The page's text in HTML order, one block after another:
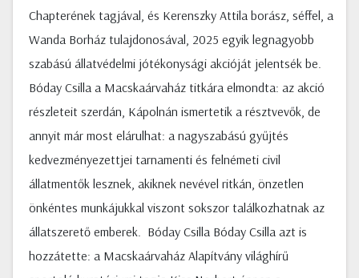
Chapterének tagjával, és Kerenszky Attila borász, séffel, a
Wanda Borház tulajdonosával, 2025 egyik legnagyobb
szabású állatvédelmi jótékonysági akcióját jelentsék be.
Bóday Csilla a Macskaárvaház titkára elmondta: az akció
részleteit szerdán, Kápolnán ismertetik a résztvevők, de
annyit már most elárulhat: a nagyszabású gyűjtés
kedvezményezettjei tarnamenti és felnémeti civil
állatmentők lesznek, akiknek nevével ritkán, önzetlen
önkéntes munkájukkal viszont sokszor találkozhatnak az
állatszerető emberek. Bóday Csilla Bóday Csilla azt is
hozzátette: a Macskaárvaház Alapítvány világhírű